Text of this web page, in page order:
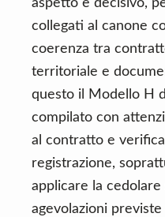
aspetto è decisivo,
collegati al canone
coerenza tra
territoriale e
questo il Modello H
compilato con
al contratto e
registrazione,
applicare la
agevolazioni